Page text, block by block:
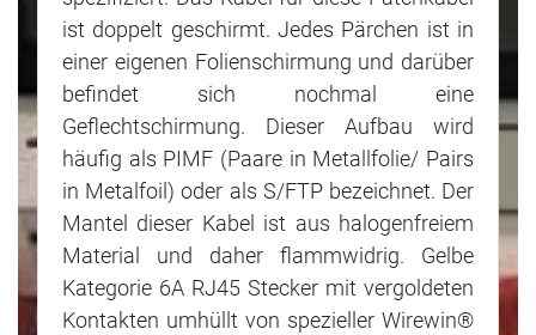
ist doppelt geschirmt. Jedes Pärchen ist in
einer eigenen Folienschirmung und darüber
befindet sich nochmal eine
Geflechtschirmung. Dieser Aufbau wird
häufig als PIMF (Paare in Metallfolie/ Pairs
in Metalfoil) oder als S/FTP bezeichnet. Der
Mantel dieser Kabel ist aus halogenfreiem
Material und daher flammwidrig. Gelbe
Kategorie 6A RJ45 Stecker mit vergoldeten
Kontakten umhüllt von spezieller Wirewin®